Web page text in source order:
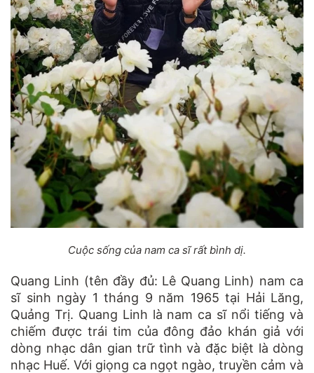
Cuộc sống của nam ca sĩ rất bình dị.
Quang Linh (tên đầy đủ: Lê Quang Linh) nam ca
sĩ sinh ngày 1 tháng 9 năm 1965 tại Hải Lăng,
Quảng Trị. Quang Linh là nam ca sĩ nổi tiếng và
chiếm được trái tim của đông đảo khán giả với
dòng nhạc dân gian trữ tình và đặc biệt là dòng
nhạc Huế. Với giọng ca ngọt ngào, truyền cảm và